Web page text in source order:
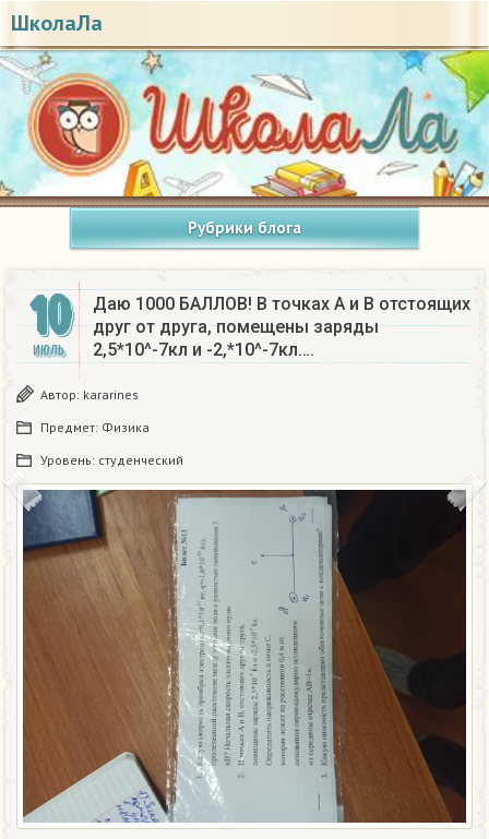
ШколаЛа
Рубрики блога
10
ИЮЛЬ
Даю 1000 БАЛЛОВ! В точках A и B отстоящих
друг от друга, помещены заряды
2,5*10^-7кл и -2,*10^-7кл….
Автор: kararines
Предмет: Физика
Уровень: студенческий